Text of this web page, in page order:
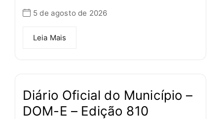
5 de agosto de 2026
Leia Mais
Diário Oficial do Município –
DOM-E – Edição 810